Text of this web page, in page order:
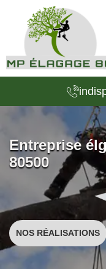
Entreprise
80500
NOS RÉALISATIONS